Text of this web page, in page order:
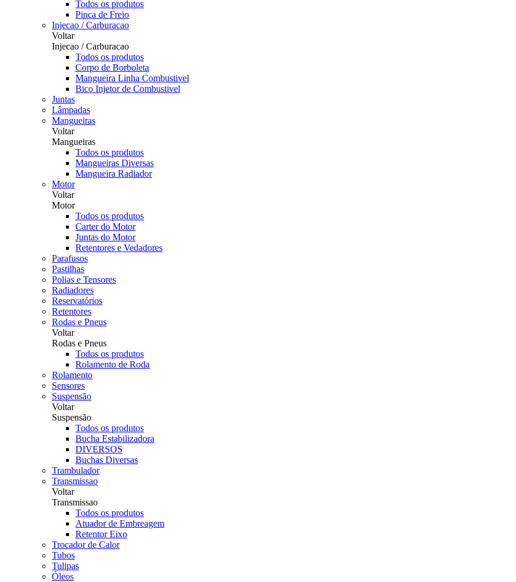
Todos os produtos
Pinca de Freio
Injecao / Carburacao
Voltar
Injecao / Carburacao
Todos os produtos
Corpo de Borboleta
Mangueira Linha Combustivel
Bico Injetor de Combustivel
Juntas
Lâmpadas
Mangueiras
Voltar
Mangueiras
Todos os produtos
Mangueiras Diversas
Mangueira Radiador
Motor
Voltar
Motor
Todos os produtos
Carter do Motor
Juntas do Motor
Retentores e Vedadores
Parafusos
Pastilhas
Polias e Tensores
Radiadores
Reservatórios
Retentores
Rodas e Pneus
Voltar
Rodas e Pneus
Todos os produtos
Rolamento de Roda
Rolamento
Sensores
Suspensão
Voltar
Suspensão
Todos os produtos
Bucha Estabilizadora
DIVERSOS
Buchas Diversas
Trambulador
Transmissao
Voltar
Transmissao
Todos os produtos
Atuador de Embreagem
Retentor Eixo
Trocador de Calor
Tubos
Tulipas
Óleos